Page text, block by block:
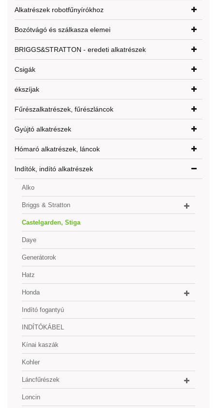
Alkatrészek robotfűnyírókhoz
Bozótvágó és szálkasza elemei
BRIGGS&STRATTON - eredeti alkatrészek
Csigák
ékszíjak
Fűrészalkatrészek, fűrészláncok
Gyújtó alkatrészek
Hómaró alkatrészek, láncok
Indítók, indító alkatrészek
Alko
Briggs & Stratton
Castelgarden, Stiga
Daye
Generátorok
Hatz
Honda
Indító fogantyú
INDÍTÓKÁBEL
Kínai kaszák
Kohler
Láncfűrészek
Loncin